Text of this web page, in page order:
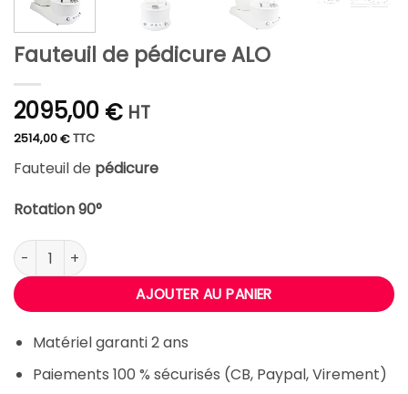
Fauteuil de pédicure ALO
2095,00 € HT
2514,00€TTC
Fauteuil de pédicure
Rotation 90°
quantité de Fauteuil de pédicure ALO
AJOUTER AU PANIER
Matériel garanti 2 ans
Paiements 100 % sécurisés (CB, Paypal, Virement)